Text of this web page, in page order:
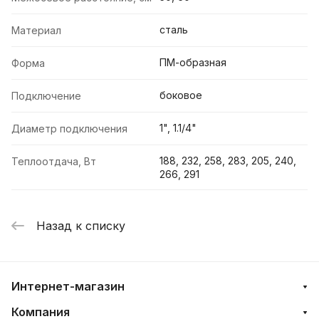
Материал сталь
Форма ПМ-образная
Подключение боковое
Диаметр подключения 1", 1.1/4"
Теплоотдача, Вт
188, 232, 258, 283, 205, 240,
266, 291
Назад к списку
Интернет-магазин
Компания